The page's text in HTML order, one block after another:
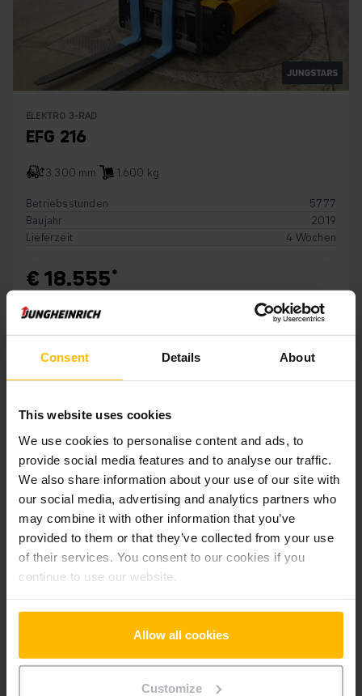
Consent Details About
This website uses cookies
We use cookies to personalise content and ads, to
provide social media features and to analyse our traffic.
We also share information about your use of our site with
our social media, advertising and analytics partners who
may combine it with other information that you’ve
provided to them or that they’ve collected from your use
of their services. You consent to our cookies if you
continue to use our website.
Allow all cookies
Customize
ELEKTRO 3-RAD
EFG 216
3.300 mm
1.600 kg
Betriebsstunden
5777
Baujahr
2019
Lieferzeit
4 Wochen
€ 18.555